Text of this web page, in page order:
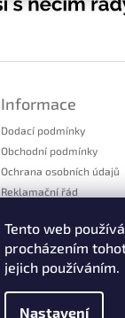
Tento web
procházením
jejich používáním.
Nastavení
Informace
Dodací podmínky
Obchodní podmínky
Ochrana osobních údajů
Reklamační řád
Formulář pro
Kontakty